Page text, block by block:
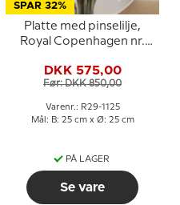
SPAR 32%
Platte med pinselilje,
Royal Copenhagen nr.
DKK 575,00
Før: DKK 850,00
Varenr.: R29-1125
Mål: B: 25 cm x Ø: 25 cm
PÅ LAGER
Se vare